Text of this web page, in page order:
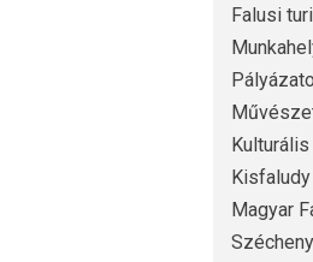
Falusi
Magyar